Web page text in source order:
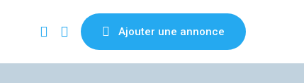
Ajouter une annonce